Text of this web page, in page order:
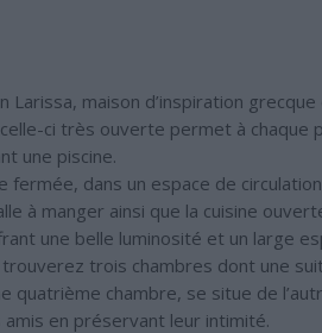
Larissa, maison d’inspiration
ci très ouverte permet à chaque
une piscine.
fermée, dans un espace de
à manger ainsi que la cuisine
une belle luminosité et un large
trois chambres dont une
quatrième chambre, se situe de
en préservant leur intimité.